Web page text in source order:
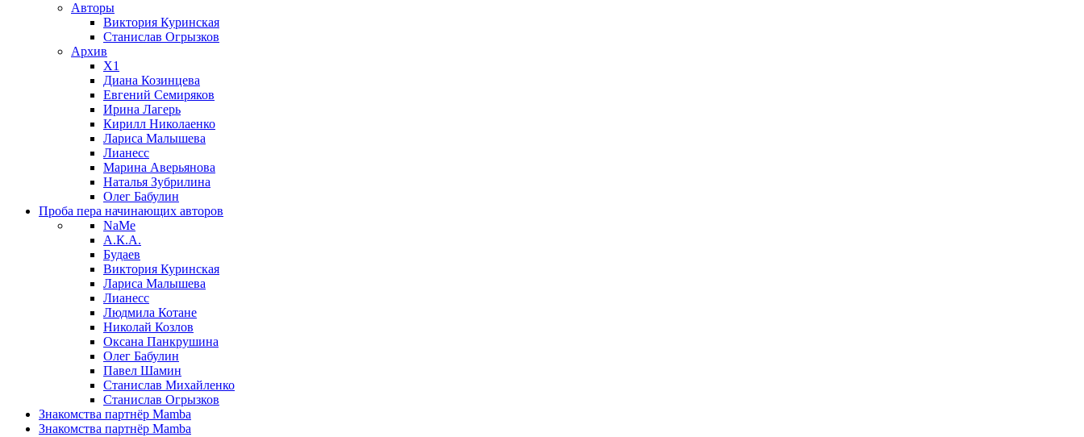
Авторы
Виктория Куринская
Станислав Огрызков
Архив
X1
Диана Козинцева
Евгений Семиряков
Ирина Лагерь
Кирилл Николаенко
Лариса Малышева
Лианесс
Марина Аверьянова
Наталья Зубрилина
Олег Бабулин
Проба пера начинающих авторов
NaMe
А.К.А.
Будаев
Виктория Куринская
Лариса Малышева
Лианесс
Людмила Котане
Николай Козлов
Оксана Панкрушина
Олег Бабулин
Павел Шамин
Станислав Михайленко
Станислав Огрызков
Знакомства партнёр Mamba
Знакомства партнёр Mamba